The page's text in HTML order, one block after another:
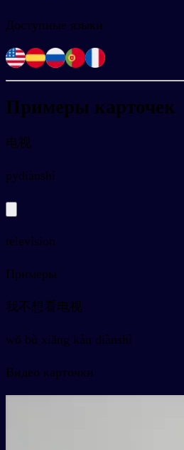
Доступные языки
Примеры карточек
电视
pydiànshì
television
Примеры
我不想看电视
wǒ bù xiǎng kàn diànshì
Видео карточки